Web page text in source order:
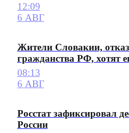
12:09
6 АВГ
Жители Словакии,
гражданства РФ, хотят
08:13
6 АВГ
Росстат зафиксировал
России